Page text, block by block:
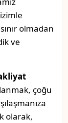
olmadan
ve
çoğu
olarak,